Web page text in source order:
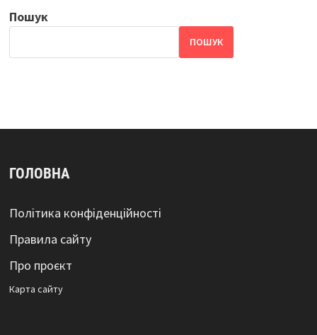
Пошук
ПОШУК
ГОЛОВНА
Політика конфіденційності
Правила сайту
Про проєкт
Карта сайтy